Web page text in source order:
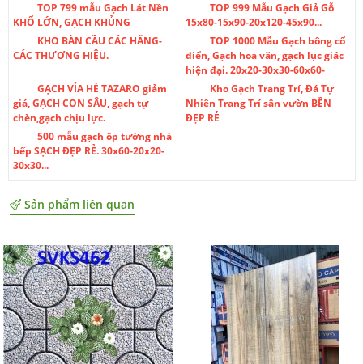
TOP 799 mẫu Gạch Lát Nền
KHỔ LỚN, GẠCH KHỦNG
TOP 999 Mẫu Gạch Giả Gỗ
15x80-15x90-20x120-45x90...
KHO BÀN CẦU CÁC HÃNG-
CÁC THƯƠNG HIỆU.
TOP 1000 Mẫu Gạch bông cổ
điển, Gạch hoa văn, gạch lục giác
hiện đại. 20x20-30x30-60x60-
GẠCH VỈA HÈ TAZARO giảm
giá, GẠCH CON SÂU, gạch tự
chèn,gạch chịu lực.
Kho Gạch Trang Trí, Đá Tự
Nhiên Trang Trí sân vườn BỀN
ĐẸP RẺ
500 mẫu gạch ốp tường nhà
bếp SẠCH ĐẸP RẺ. 30x60-20x20-
30x30...
Sản phẩm liên quan